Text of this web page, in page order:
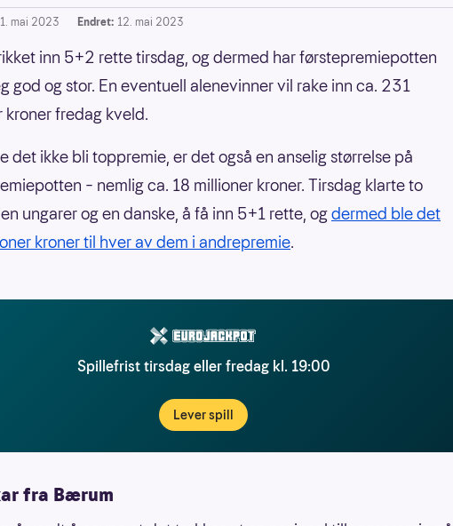
mai 2023 Endret: 12. mai 2023
inn 5+2 rette tirsdag, og dermed har førstepremiepotten
god og stor. En eventuell alenevinner vil rake inn ca. 231
kroner fredag kveld.
det ikke bli toppremie, er det også en anselig størrelse på
– nemlig ca. 18 millioner kroner. Tirsdag klarte to
ungarer og en danske, å få inn 5+1 rette, ogdermed ble det
kroner til hver av dem i andrepremie.
Spillefrist tirsdag eller fredag kl. 19:00
Lever spill
fra Bærum